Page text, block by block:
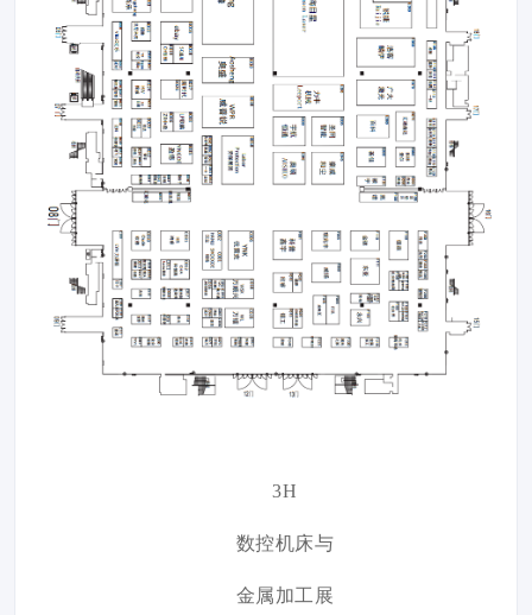
3H
数控机床与
金属加工展